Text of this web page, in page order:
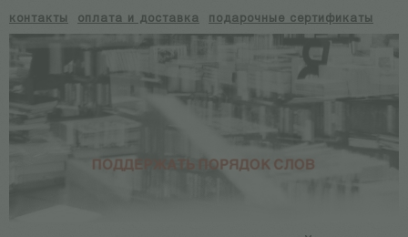
контакты оплата и доставка подарочные сертификаты